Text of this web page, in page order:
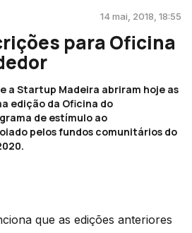
14 mai, 2018, 18:55
para Oficina
a Startup Madeira abriram hoje as
edição da Oficina do
de estímulo ao
pelos fundos comunitários do
que as edições anteriores